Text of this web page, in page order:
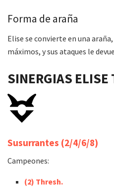
Forma de araña
Elise se convierte en una
máximos, y sus ataques le
SINERGIAS ELISE
Susurrantes (2/4/6/8)
Campeones:
(2) Thresh.